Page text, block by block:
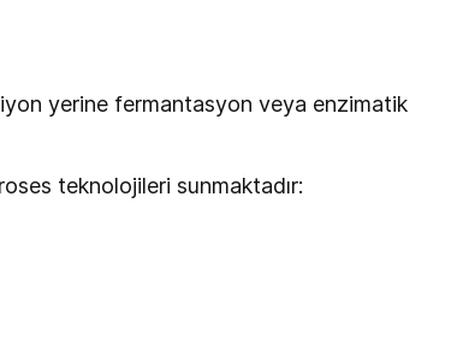
yerine fermantasyon veya enzimatik
teknolojileri sunmaktadır: